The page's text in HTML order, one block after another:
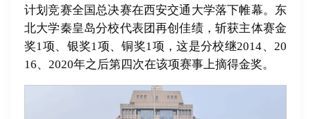
计划竞赛全国总决赛在西安交通大学落下帷幕。东
北大学秦皇岛分校代表团再创佳绩，斩获主体赛金
奖1项、银奖1项、铜奖1项，这是分校继2014、20
16、2020年之后第四次在该项赛事上摘得金奖。